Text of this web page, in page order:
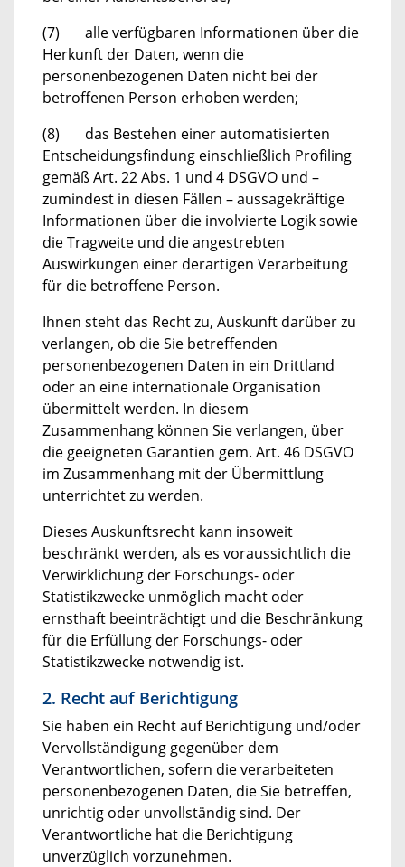
(7) alle verfügbaren Informationen über die
Herkunft der Daten, wenn die
personenbezogenen Daten nicht bei der
betroffenen Person erhoben werden;
(8) das Bestehen einer automatisierten
Entscheidungsfindung einschließlich Profiling
gemäß Art. 22 Abs. 1 und 4 DSGVO und –
zumindest in diesen Fällen – aussagekräftige
Informationen über die involvierte Logik sowie
die Tragweite und die angestrebten
Auswirkungen einer derartigen Verarbeitung
für die betroffene Person.
Ihnen steht das Recht zu, Auskunft darüber zu
verlangen, ob die Sie betreffenden
personenbezogenen Daten in ein Drittland
oder an eine internationale Organisation
übermittelt werden. In diesem
Zusammenhang können Sie verlangen, über
die geeigneten Garantien gem. Art. 46 DSGVO
im Zusammenhang mit der Übermittlung
unterrichtet zu werden.
Dieses Auskunftsrecht kann insoweit
beschränkt werden, als es voraussichtlich die
Verwirklichung der Forschungs- oder
Statistikzwecke unmöglich macht oder
ernsthaft beeinträchtigt und die Beschränkung
für die Erfüllung der Forschungs- oder
Statistikzwecke notwendig ist.
2. Recht auf Berichtigung
Sie haben ein Recht auf Berichtigung und/oder
Vervollständigung gegenüber dem
Verantwortlichen, sofern die verarbeiteten
personenbezogenen Daten, die Sie betreffen,
unrichtig oder unvollständig sind. Der
Verantwortliche hat die Berichtigung
unverzüglich vorzunehmen.